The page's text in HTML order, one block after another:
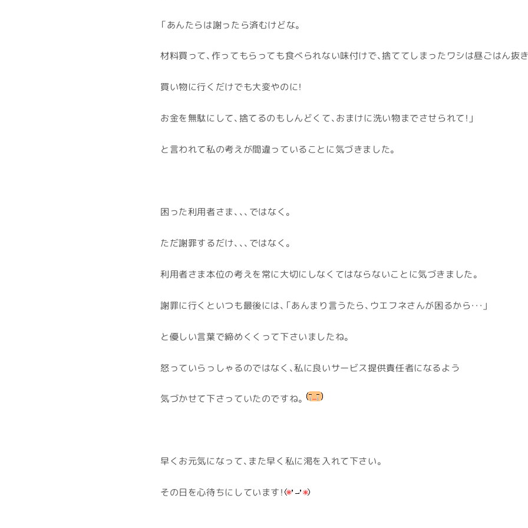
「あんたらは謝ったら済むけどな。
材料買って、作ってもらっても食べられない味付けで、捨ててしまったワシは昼ごはん抜き
買い物に行くだけでも大変やのに！
お金を無駄にして、捨てるのもしんどくて、おまけに洗い物までさせられて！」
と言われて私の考えが間違っていることに気づきました。
困った利用者さま、、、ではなく。
ただ謝罪するだけ、、、ではなく。
利用者さま本位の考えを常に大切にしなくてはならないことに気づきました。
謝罪に行くといつも最後には、「あんまり言うたら、ウエフネさんが困るから・・・」
と優しい言葉で締めくくって下さいましたね。
怒っていらっしゃるのではなく、私に良いサービス提供責任者になるよう
気づかせて下さっていたのですね。
早くお元気になって、また早く私に渇を入れて下さい。
その日を心待ちにしています！